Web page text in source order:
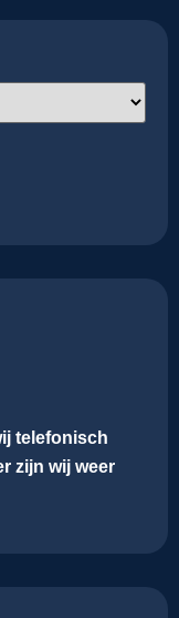
telefonisch
zijn wij weer